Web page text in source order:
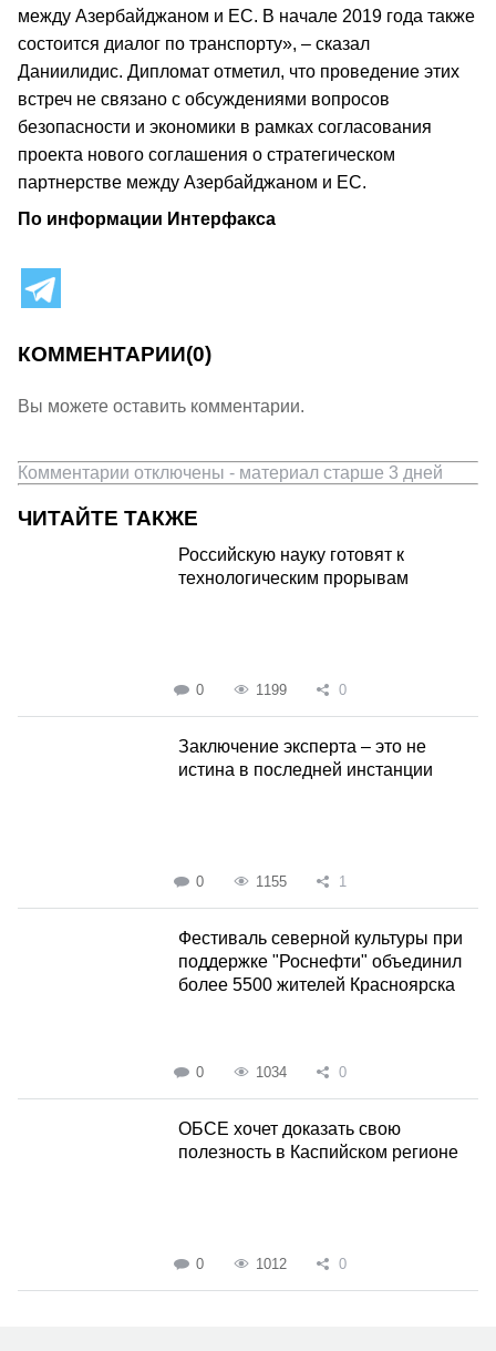
между Азербайджаном и ЕС. В начале 2019 года также
состоится диалог по транспорту», – сказал
Даниилидис. Дипломат отметил, что проведение этих
встреч не связано с обсуждениями вопросов
безопасности и экономики в рамках согласования
проекта нового соглашения о стратегическом
партнерстве между Азербайджаном и ЕС.
По информации Интерфакса
КОММЕНТАРИИ(0)
Вы можете оставить комментарии.
Комментарии отключены - материал старше 3 дней
ЧИТАЙТЕ ТАКЖЕ
Российскую науку готовят к
технологическим прорывам
0 1199 0
Заключение эксперта – это не
истина в последней инстанции
0 1155 1
Фестиваль северной культуры при
поддержке "Роснефти" объединил
более 5500 жителей Красноярска
0 1034 0
ОБСЕ хочет доказать свою
полезность в Каспийском регионе
0 1012 0